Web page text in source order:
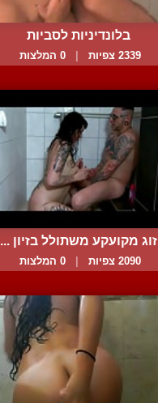
בלונדיניות לסביות
משתעשע... 2339 צפיות 0 המלצות
זוג מקועקע משתולל בזיון ...
2090 צפיות 0 המלצות